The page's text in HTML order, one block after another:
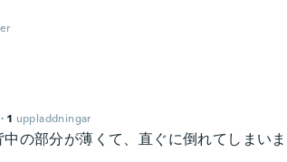
· 1 uppladdningar
の部分が薄くて、直ぐに倒れてしまい